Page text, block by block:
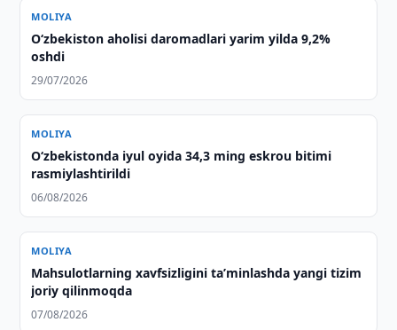
MOLIYA
O‘zbekiston aholisi daromadlari yarim yilda 9,2%
oshdi
29/07/2026
MOLIYA
O‘zbekistonda iyul oyida 34,3 ming eskrou bitimi
rasmiylashtirildi
06/08/2026
MOLIYA
Mahsulotlarning xavfsizligini taʼminlashda yangi tizim
joriy qilinmoqda
07/08/2026